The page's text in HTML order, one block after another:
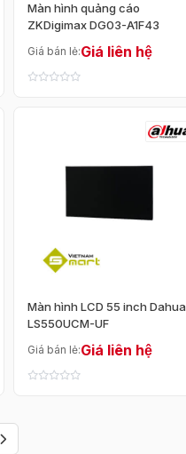
Màn hình quảng cáo
ZKDigimax DG03-A1F43
Giá bán lẻ:Giá liên hệ
Màn hình LCD 55 inch Dahua
LS550UCM-UF
Giá bán lẻ:Giá liên hệ
Trang